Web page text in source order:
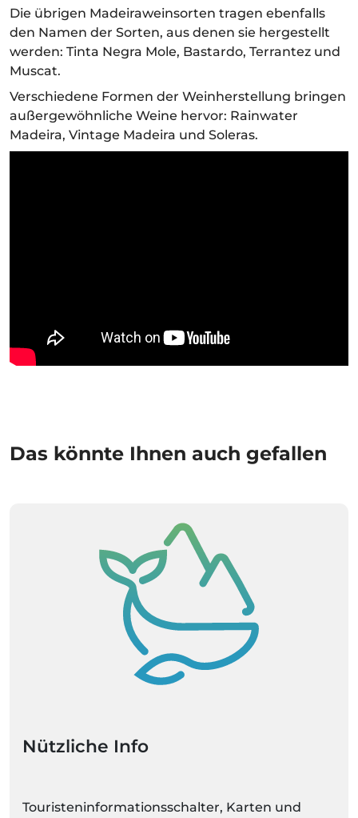
Die übrigen Madeiraweinsorten tragen ebenfalls
den Namen der Sorten, aus denen sie hergestellt
werden: Tinta Negra Mole, Bastardo, Terrantez und
Muscat.
Verschiedene Formen der Weinherstellung bringen
außergewöhnliche Weine hervor: Rainwater
Madeira, Vintage Madeira und Soleras.
Das könnte Ihnen auch gefallen
Nützliche Info
Touristeninformationsschalter, Karten und